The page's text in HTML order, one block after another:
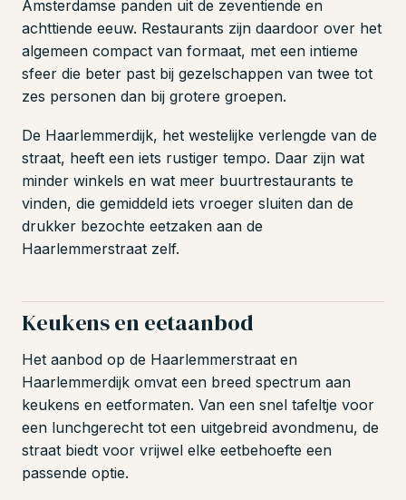
Amsterdamse panden uit de zeventiende en
achttiende eeuw. Restaurants zijn daardoor over het
algemeen compact van formaat, met een intieme
sfeer die beter past bij gezelschappen van twee tot
zes personen dan bij grotere groepen.
De Haarlemmerdijk, het westelijke verlengde van de
straat, heeft een iets rustiger tempo. Daar zijn wat
minder winkels en wat meer buurtrestaurants te
vinden, die gemiddeld iets vroeger sluiten dan de
drukker bezochte eetzaken aan de
Haarlemmerstraat zelf.
Keukens en eetaanbod
Het aanbod op de Haarlemmerstraat en
Haarlemmerdijk omvat een breed spectrum aan
keukens en eetformaten. Van een snel tafeltje voor
een lunchgerecht tot een uitgebreid avondmenu, de
straat biedt voor vrijwel elke eetbehoefte een
passende optie.